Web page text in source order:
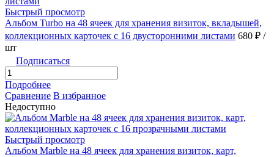
Быстрый просмотр
Альбом Turbo на 48 ячеек для хранения визиток, вкладышей,
коллекционных карточек с 16 двусторонними листами 680 ₽ /
шт
Подписаться
Подробнее
Сравнение В избранное
Недоступно
Быстрый просмотр
Альбом Marble на 48 ячеек для хранения визиток, карт,